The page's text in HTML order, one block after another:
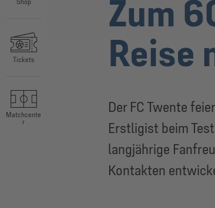
Tickets
Matchcente
r
Zum
Reise
Der FC Twente
Erstligist beim
langjährige
Kontakten